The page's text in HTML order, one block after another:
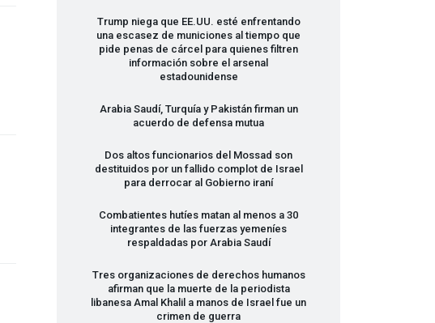
Trump niega que EE.UU. esté enfrentando
una escasez de municiones al tiempo que
pide penas de cárcel para quienes filtren
información sobre el arsenal
estadounidense
Arabia Saudí, Turquía y Pakistán firman un
acuerdo de defensa mutua
Dos altos funcionarios del Mossad son
destituidos por un fallido complot de Israel
para derrocar al Gobierno iraní
Combatientes hutíes matan al menos a 30
integrantes de las fuerzas yemeníes
respaldadas por Arabia Saudí
Tres organizaciones de derechos humanos
afirman que la muerte de la periodista
libanesa Amal Khalil a manos de Israel fue un
crimen de guerra